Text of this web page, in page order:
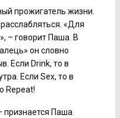
прожигатель жизни.
«Для
– говорит Паша. В
он словно
Если Drink, то в
Если Sex, то в
Repeat!
Паша.